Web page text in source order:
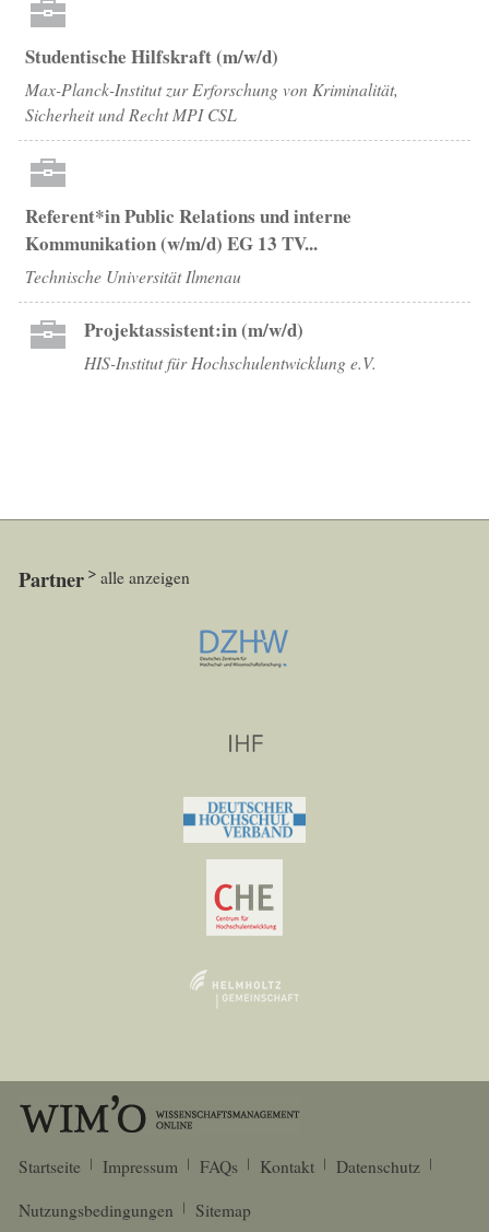
Studentische Hilfskraft (m/w/d)
Max-Planck-Institut zur Erforschung von Kriminalität,
Sicherheit und Recht MPI CSL
Referent*in Public Relations und interne
Kommunikation (w/m/d) EG 13 TV...
Technische Universität Ilmenau
Projektassistent:in (m/w/d)
HIS-Institut für Hochschulentwicklung e.V.
Partner alle anzeigen
Startseite Impressum FAQs Kontakt
Datenschutz
Nutzungsbedingungen
Sitemap